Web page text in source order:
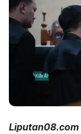
Liputan08.com